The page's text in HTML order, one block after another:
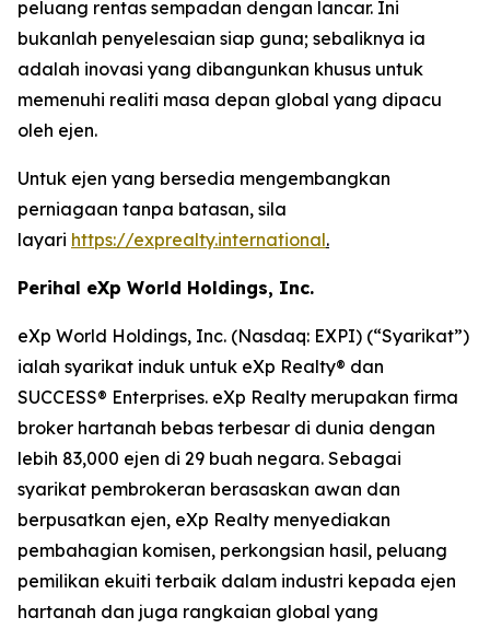
peluang rentas sempadan dengan lancar. Ini
bukanlah penyelesaian siap guna; sebaliknya ia
adalah inovasi yang dibangunkan khusus untuk
memenuhi realiti masa depan global yang dipacu
oleh ejen.
Untuk ejen yang bersedia mengembangkan
perniagaan tanpa batasan, sila
layari https://exprealty.international.
Perihal eXp World Holdings, Inc.
eXp World Holdings, Inc. (Nasdaq: EXPI) (“Syarikat”)
ialah syarikat induk untuk eXp Realty® dan
SUCCESS® Enterprises. eXp Realty merupakan firma
broker hartanah bebas terbesar di dunia dengan
lebih 83,000 ejen di 29 buah negara. Sebagai
syarikat pembrokeran berasaskan awan dan
berpusatkan ejen, eXp Realty menyediakan
pembahagian komisen, perkongsian hasil, peluang
pemilikan ekuiti terbaik dalam industri kepada ejen
hartanah dan juga rangkaian global yang